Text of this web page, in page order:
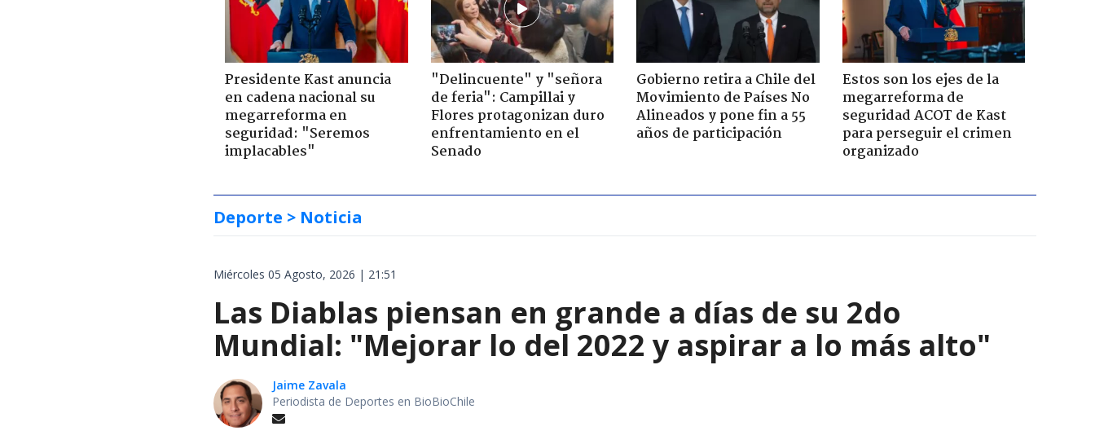
Presidente Kast anuncia
en cadena nacional su
megarreforma en
seguridad: "Seremos
implacables"
"Delincuente" y "señora
de feria": Campillai y
Flores protagonizan duro
enfrentamiento en el
Senado
Gobierno retira a Chile del
Movimiento de Países No
Alineados y pone fin a 55
años de participación
Estos son los ejes de la
megarreforma de
seguridad ACOT de Kast
para perseguir el crimen
organizado
Deporte > Noticia
Miércoles 05 Agosto, 2026 | 21:51
Las Diablas piensan en grande a días de su 2do
Mundial: "Mejorar lo del 2022 y aspirar a lo más alto"
Jaime Zavala
Periodista de Deportes en BioBioChile